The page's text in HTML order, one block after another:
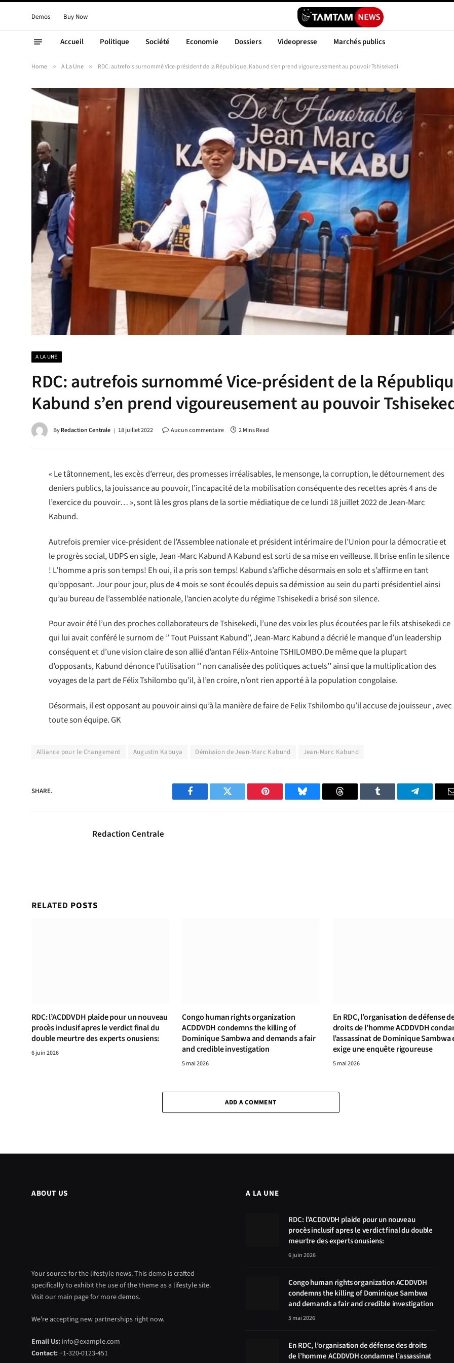
Demos Buy Now
Accueil Politique Société Economie Dossiers Videopresse Marchés publics
Home » A La Une » RDC: autrefois surnommé Vice-président de la République, Kabund s’en prend vigoureusement au pouvoir Tshisekedi
A LA UNE
RDC: autrefois surnommé Vice-président de la
Kabund s’en prend vigoureusement au pouvoir
ByRedaction Centrale 18 juillet 2022 Aucun commentaire 2 Mins Read
« Le tâtonnement, les excès d’erreur, des promesses irréalisables, le mensonge, la corruption, le détournement des
deniers publics, la jouissance au pouvoir, l’incapacité de la mobilisation conséquente des recettes après 4 ans de
l’exercice du pouvoir… », sont là les gros plans de la sortie médiatique de ce lundi 18 juillet 2022 de Jean-Marc
Kabund.
Autrefois premier vice-président de l’Assemblee nationale et président intérimaire de l’Union pour la démocratie et
le progrès social, UDPS en sigle, Jean -Marc Kabund A Kabund est sorti de sa mise en veilleuse. Il brise enfin le silence
! L’homme a pris son temps! Eh oui, il a pris son temps! Kabund s’affiche désormais en solo et s’affirme en tant
qu’opposant. Jour pour jour, plus de 4 mois se sont écoulés depuis sa démission au sein du parti présidentiel ainsi
qu’au bureau de l’assemblée nationale, l’ancien acolyte du régime Tshisekedi a brisé son silence.
Pour avoir été l’un des proches collaborateurs de Tshisekedi, l’une des voix les plus écoutées par le fils atshisekedi ce
qui lui avait conféré le surnom de ‘’ Tout Puissant Kabund’’, Jean-Marc Kabund a décrié le manque d’un leadership
conséquent et d’une vision claire de son allié d’antan Félix-Antoine TSHILOMBO.De même que la plupart
d’opposants, Kabund dénonce l’utilisation ‘’ non canalisée des politiques actuels’’ ainsi que la multiplication des
voyages de la part de Félix Tshilombo qu’il, à l’en croire, n’ont rien apporté à la population congolaise.
Désormais, il est opposant au pouvoir ainsi qu’à la manière de faire de Felix Tshilombo qu’il accuse de jouisseur , avec
toute son équipe. GK
Alliance pour le Changement Augustin Kabuya Démission de Jean-Marc Kabund Jean-Marc Kabund
SHARE.
Facebook Twitter Pinterest Bluesky Threads Tumblr Telegram
Redaction Centrale
RELATED POSTS
RDC: l’ACDDVDH plaide pour un nouveau
procès inclusif apres le verdict final du
double meurtre des experts onusiens:
6 juin 2026
Congo human rights organization
ACDDVDH condemns the killing of
Dominique Sambwa and demands a fair
and credible investigation
5 mai 2026
En RDC, l’organisation de défense
droits de l’homme ACDDVDH
l’assassinat de Dominique Sambwa
exige une enquête rigoureuse
5 mai 2026
ADD A COMMENT
ABOUT US
Your source for the lifestyle news. This demo is crafted
specifically to exhibit the use of the theme as a lifestyle site.
Visit our main page for more demos.
We're accepting new partnerships right now.
Email Us: info@example.com
Contact:+1-320-0123-451
A LA UNE
RDC: l’ACDDVDH plaide pour un nouveau
procès inclusif apres le verdict final du double
meurtre des experts onusiens:
6 juin 2026
Congo human rights organization ACDDVDH
condemns the killing of Dominique Sambwa
and demands a fair and credible investigation
5 mai 2026
En RDC, l’organisation de défense des droits
de l’homme ACDDVDH condamne l’assassinat